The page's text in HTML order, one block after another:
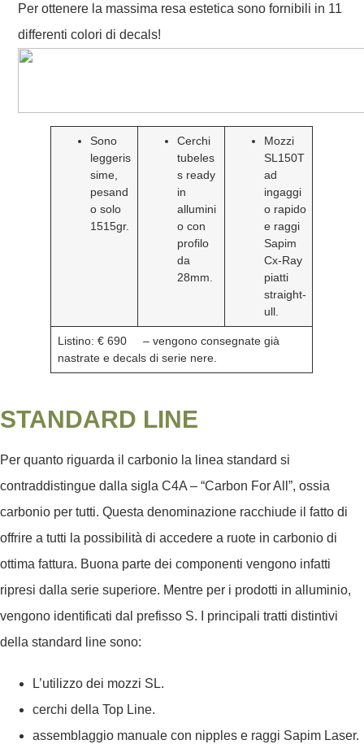
Per ottenere la massima resa estetica sono fornibili in 11
differenti colori di decals!
Sono
leggeris
sime,
pesand
o solo
1515gr.
Cerchi
tubeles
s ready
in
allumini
o con
profilo
da
28mm.
Mozzi
SL150T
ad
ingaggi
o rapido
e raggi
Sapim
Cx-Ray
piatti
straight-
ull.
Listino: € 690– vengono consegnate già
nastrate e decals di serie nere.
STANDARD LINE
Per quanto riguarda il carbonio la linea standard si
contraddistingue dalla sigla C4A – “Carbon For All”, ossia
carbonio per tutti. Questa denominazione racchiude il fatto di
offrire a tutti la possibilità di accedere a ruote in carbonio di
ottima fattura. Buona parte dei componenti vengono infatti
ripresi dalla serie superiore. Mentre per i prodotti in alluminio,
vengono identificati dal prefisso S. I principali tratti distintivi
della standard line sono:
L’utilizzo dei mozzi SL.
cerchi della Top Line.
assemblaggio manuale con nipples e raggi Sapim Laser.